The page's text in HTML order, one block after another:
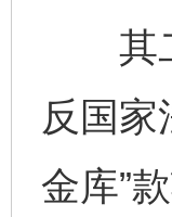
其二
反国家
金库”